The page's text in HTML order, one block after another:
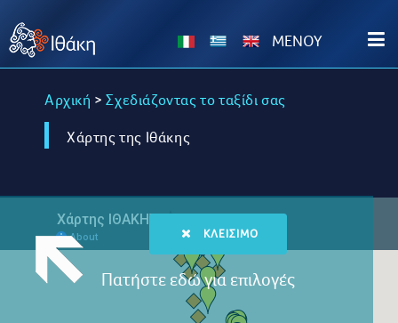
Αρχική >Σχεδιάζοντας το ταξίδι σας
Χάρτης της Ιθάκης
Πατήστε εδώ για επιλογές
ΚΛΕΊΣΙΜΟ
MENOY